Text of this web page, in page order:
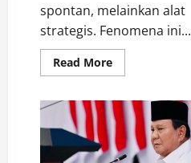
spontan, melainkan alat
strategis. Fenomena ini...
Read MoreRead
more
sebagai
Senjata
Politik
Donald
Trump